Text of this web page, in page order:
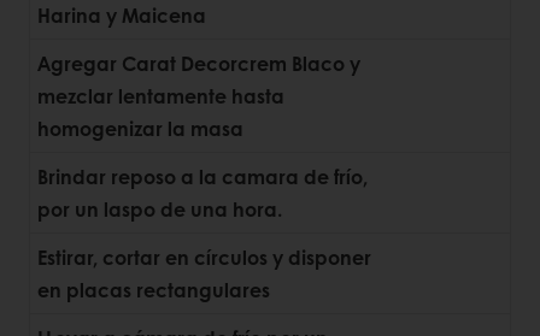
Harina y Maicena
Agregar Carat Decorcrem Blaco y
mezclar lentamente hasta
homogenizar la masa
Brindar reposo a la camara de frío,
por un laspo de una hora.
Estirar, cortar en círculos y disponer
en placas rectangulares